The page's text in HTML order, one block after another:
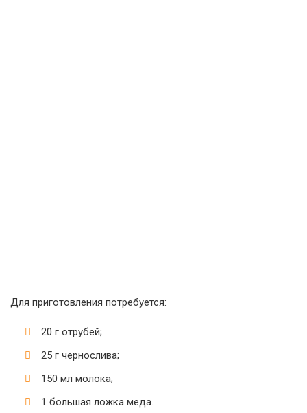
Для приготовления потребуется:
20 г отрубей;
25 г чернослива;
150 мл молока;
1 большая ложка меда.